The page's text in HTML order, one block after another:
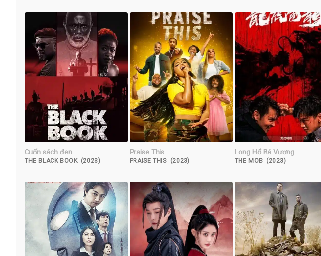
Cuốn sách đen
THE BLACK BOOK (2023)
Praise This
PRAISE THIS (2023)
Long Hổ Bá Vương
THE MOB (2023)